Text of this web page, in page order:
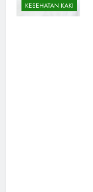
KESEHATAN KAKI